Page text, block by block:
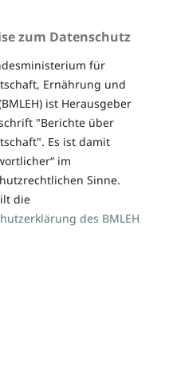
zum Datenschutz
für
Ernährung und
ist Herausgeber
"Berichte über
Es ist damit
im
Sinne.
die
des BMLEH